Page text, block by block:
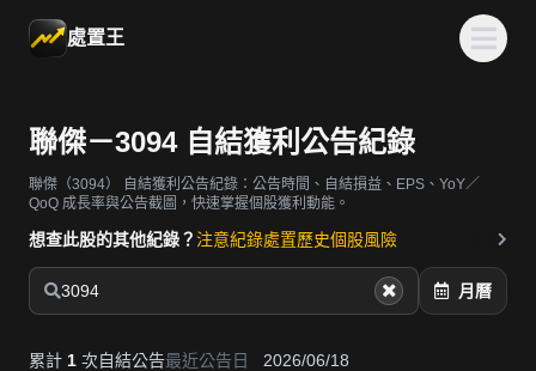
處置王
聯傑－3094 自結獲利公告紀錄
聯傑（3094）
自結獲利公告紀錄：公告時間、自結損益、EPS、YoY／
QoQ 成長率與公告截圖，快速掌握個股獲利動能。
想查此股的其他紀錄？ 注意紀錄處置歷史個股風險
3094 月曆
累計 1 次自結公告最近公告日 2026/06/18